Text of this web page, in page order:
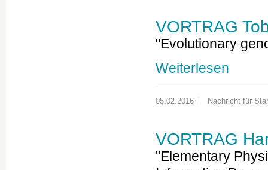
VORTRAG
"Evolutionary
Weiterlesen
05.02.2016 Nachricht für
VORTRAG
"Elementary